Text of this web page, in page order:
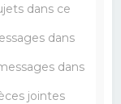
dans ce
dans
dans
jointes